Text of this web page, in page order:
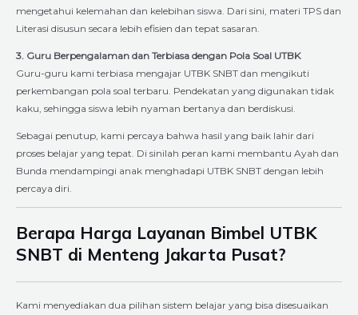
mengetahui kelemahan dan kelebihan siswa. Dari sini, materi TPS dan
Literasi disusun secara lebih efisien dan tepat sasaran.
3. Guru Berpengalaman dan Terbiasa dengan Pola Soal UTBK
Guru-guru kami terbiasa mengajar UTBK SNBT dan mengikuti
perkembangan pola soal terbaru. Pendekatan yang digunakan tidak
kaku, sehingga siswa lebih nyaman bertanya dan berdiskusi.
Sebagai penutup, kami percaya bahwa hasil yang baik lahir dari
proses belajar yang tepat. Di sinilah peran kami membantu Ayah dan
Bunda mendampingi anak menghadapi UTBK SNBT dengan lebih
percaya diri.
Berapa Harga Layanan Bimbel UTBK
SNBT di Menteng Jakarta Pusat?
Kami menyediakan dua pilihan sistem belajar yang bisa disesuaikan